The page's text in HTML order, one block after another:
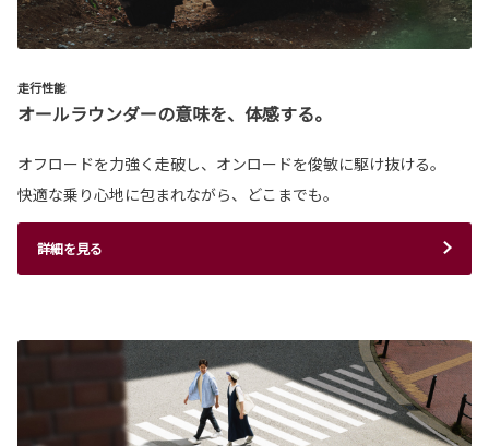
走行性能
オールラウンダーの意味を、体感する。
オフロードを力強く走破し、オンロードを俊敏に駆け抜ける。
快適な乗り心地に包まれながら、どこまでも。
詳細を見る